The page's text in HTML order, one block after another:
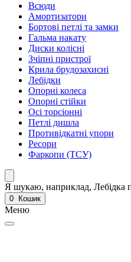
Всюди
Амортизатори
Бортові петлі та замки
Гальма накату
Диски колісні
Зчіпні пристрої
Крила брудозахисні
Лебідки
Опорні колеса
Опорні стійки
Осі торсіонні
Петлі дишла
Противідкатні упори
Ресори
Фаркопи (ТСУ)
Я шукаю, наприклад, Лебідка
0 Кошик
Меню